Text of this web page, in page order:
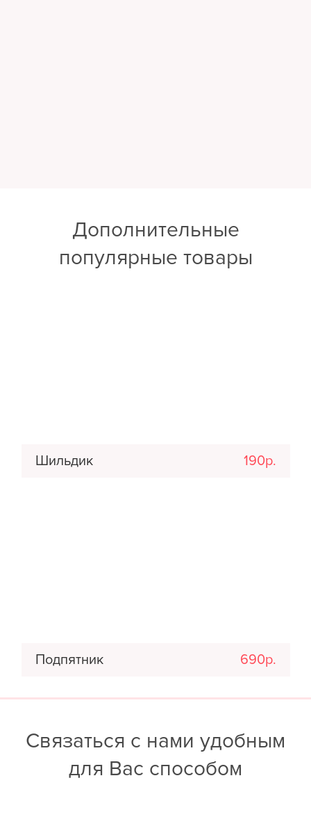
Дополнительные
популярные товары
Шильдик 190р.
Подпятник 690р.
Связаться с нами удобным
для Вас способом